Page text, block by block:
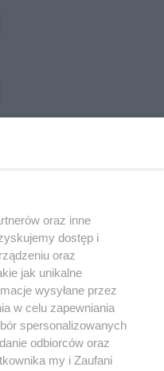
może być powielany i
w jakikolwiek sposób (w
na jakimkolwiek polu
z umieszczaniem w
praw. Jakiekolwiek użycie lub
z naruszeniem prawa,
pod groźbą kary i może być
oraz inne
dostęp i
oraz
jak unikalne
wysyłane przez
w celu zapewniania
spersonalizowanych
odbiorców oraz
my i Zaufani